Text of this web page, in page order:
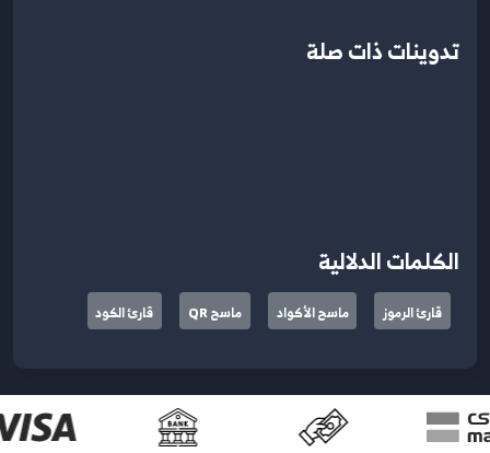
تدوينات ذات صلة
الكلمات الدلالية
قارئ الرموز ماسح الأكواد ماسح QR قارئ الكود